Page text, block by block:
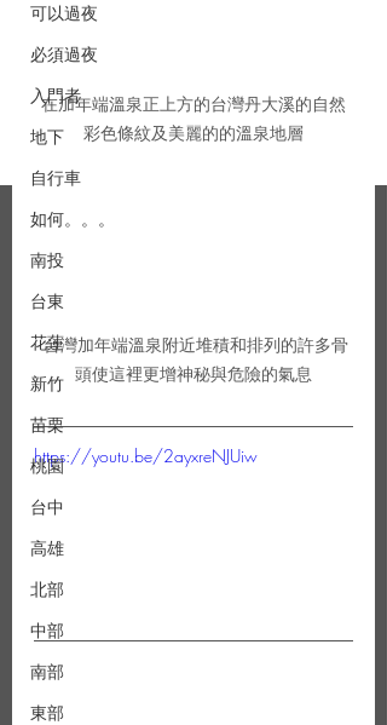
可以過夜
必須過夜
入門者
地下
自行車
如何。。。
南投
台東
花蓮
新竹
苗栗
桃園
台中
高雄
北部
中部
南部
東部
在加年端溫泉正上方的台灣丹大溪的自然
彩色條紋及美麗的的溫泉地層
台灣加年端溫泉附近堆積和排列的許多骨
頭使這裡更增神秘與危險的氣息
https://youtu.be/2ayxreNJUiw